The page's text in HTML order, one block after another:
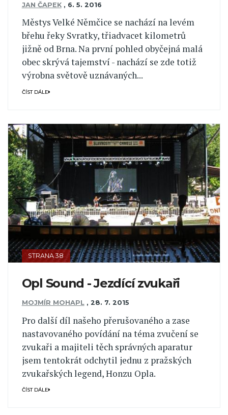
JAN ČAPEK , 6. 5. 2016
Městys Velké Němčice se nachází na levém
břehu řeky Svratky, třiadvacet kilometrů
jižně od Brna. Na první pohled obyčejná malá
obec skrývá tajemství - nachází se zde totiž
výrobna světově uznávaných...
ČÍST DÁLE
STRANA 38
Opl Sound - Jezdící zvukaři
MOJMÍR MOHAPL , 28. 7. 2015
Pro další díl našeho přerušovaného a zase
nastavovaného povídání na téma zvučení se
zvukaři a majiteli těch správných aparatur
jsem tentokrát odchytil jednu z pražských
zvukařských legend, Honzu Opla.
ČÍST DÁLE